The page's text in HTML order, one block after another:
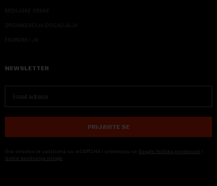
MEDIJSKE OBUKE
ORGANIZACIJA DOGADJAJA
EKONOM I JA
NEWSLETTER
PRIJAVITE SE
Ova stranica je zaštićena sa reCAPTCHA i primenjuju se Google Politika privatnosti i
Uslovi korišćenja usluge